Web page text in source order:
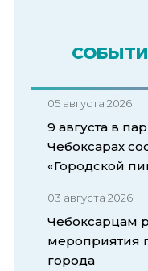
05 августа 2026
9 августа в
Чебоксарах
«Городской
03 августа 2026
Чебоксарцам
мероприятия
города